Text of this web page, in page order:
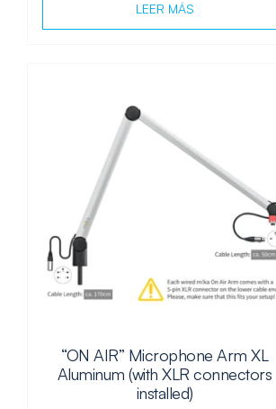
LEER MÁS
“ON AIR” Microphone Arm XL
Aluminum (with XLR connectors
installed)